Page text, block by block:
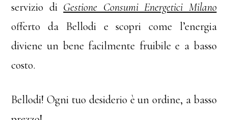
servizio di Gestione Consumi Energetici Milano
offerto da Bellodi e scopri come l’energia
diviene un bene facilmente fruibile e a basso
costo.
Bellodi! Ogni tuo desiderio è un ordine, a basso